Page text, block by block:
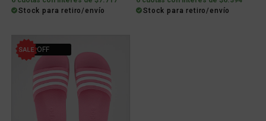
Stock para retiro/envío
Stock para retiro/envío
22% OFF